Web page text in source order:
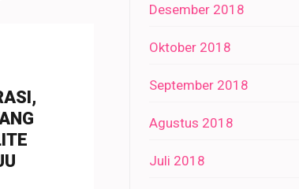
Desember 2018
Oktober 2018
September 2018
Agustus 2018
Juli 2018